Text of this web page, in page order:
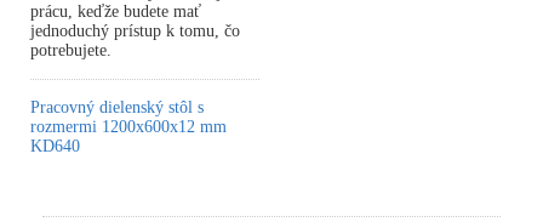
prácu, keďže budete mať
jednoduchý prístup k tomu, čo
potrebujete.
Pracovný dielenský stôl s
rozmermi 1200x600x12 mm
KD640